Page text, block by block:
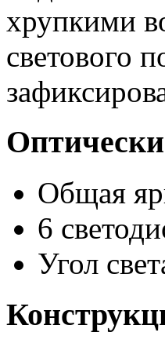
хрупкими
светового
Общая
6
Угол